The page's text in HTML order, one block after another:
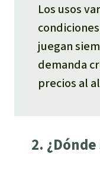
Los usos
juegan
demanda
precios al
2.